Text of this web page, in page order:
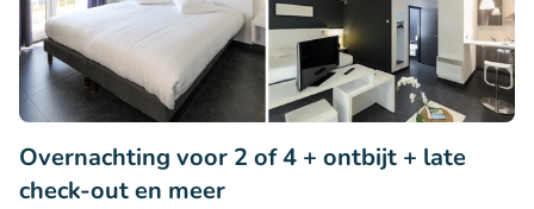
Overnachting voor 2 of 4 + ontbijt + late
check-out en meer